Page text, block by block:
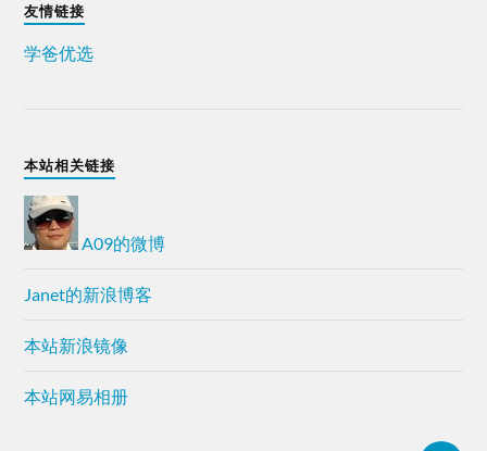
友情链接
学爸优选
本站相关链接
A09的微博
Janet的新浪博客
本站新浪镜像
本站网易相册